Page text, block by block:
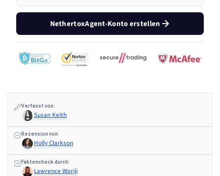
NethertoxAgent-Konto erstellen
Verfasst von:
Susan Keith
Rezension von:
Holly Clarkson
Faktencheck durch:
Lawrence Woriji